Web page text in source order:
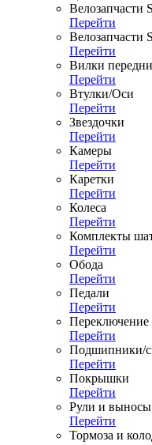
Перейти
Велозапчасти
Перейти
Вилки
Перейти
Втулки/Оси
Перейти
Звездочки
Перейти
Камеры
Перейти
Каретки
Перейти
Колеса
Перейти
Комплекты
Перейти
Обода
Перейти
Педали
Перейти
Переключение
Перейти
Подшипники/
Перейти
Покрышки
Перейти
Рули и выносы
Перейти
Тормоза и